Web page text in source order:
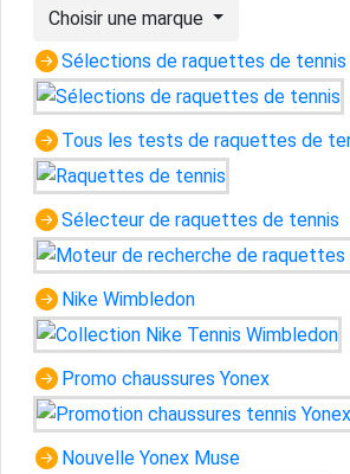
Choisir une marque
Sélections de raquettes de tennis
Tous les tests de raquettes de
Sélecteur de raquettes de tennis
Nike Wimbledon
Promo chaussures Yonex
Nouvelle Yonex Muse